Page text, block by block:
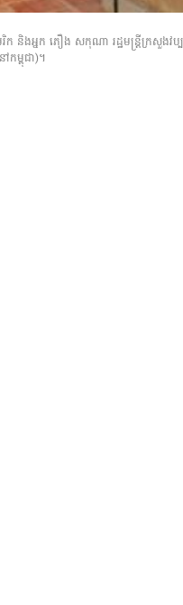
រិក និងអ្នក ភឿង សកុណា រដ្ឋមន្ត្រីក្រសួងវ
កម្ពុជា)។